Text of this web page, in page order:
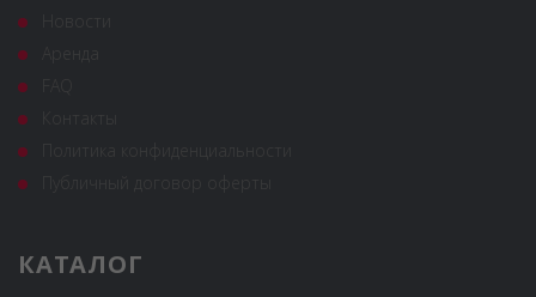
КАТАЛОГ